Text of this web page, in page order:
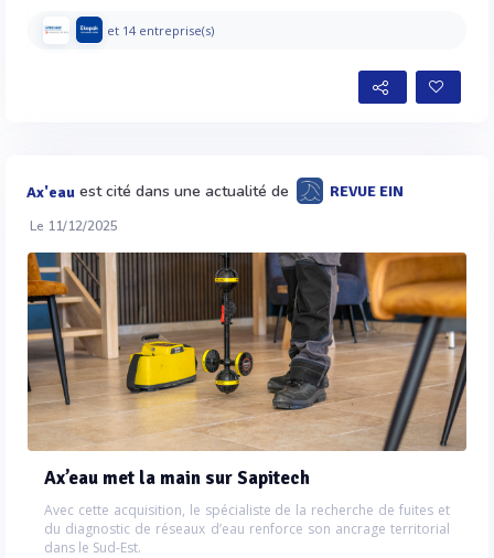
et 14 entreprise(s)
Ax'eau est cité dans une actualité de REVUE EIN
Le 11/12/2025
Ax’eau met la main sur Sapitech
Avec cette acquisition, le spécialiste de la recherche de fuites et
du diagnostic de réseaux d’eau renforce son ancrage territorial
dans le Sud-Est.